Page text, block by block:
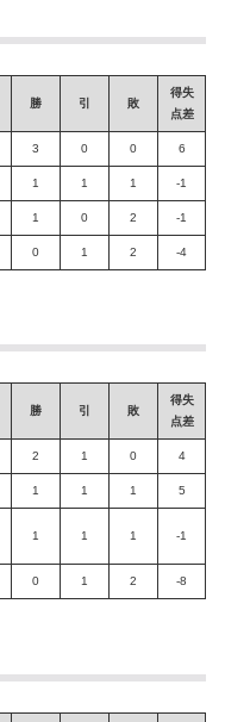
勝 引 敗
得失
点差
3 0 0 6
1 1 1 -1
1 0 2 -1
0 1 2 -4
勝 引 敗
得失
点差
2 1 0 4
1 1 1 5
1 1 1 -1
0 1 2 -8